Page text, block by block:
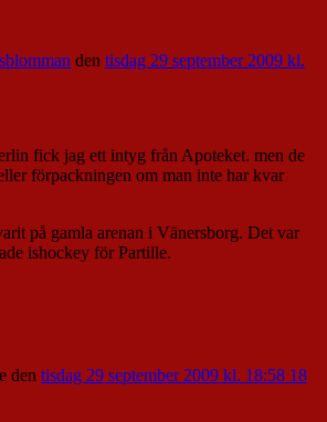
den tisdag 29 september 2009 kl.
fick jag ett intyg från Apoteket. men de
förpackningen om man inte har kvar
på gamla arenan i Vänersborg. Det var
ishockey för Partille.
den tisdag 29 september 2009 kl. 18:58 18